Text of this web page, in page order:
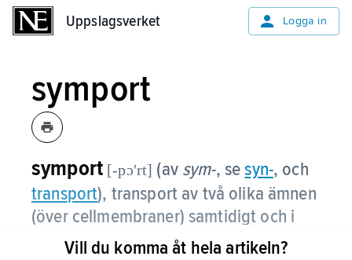
Uppslagsverket Logga in
symport
symport [-pɔʹrt] (av sym-, sesyn-, och
transport), transport av två olika ämnen
(över cellmembraner) samtidigt och i
samma riktning.
Vill du komma åt hela artikeln?